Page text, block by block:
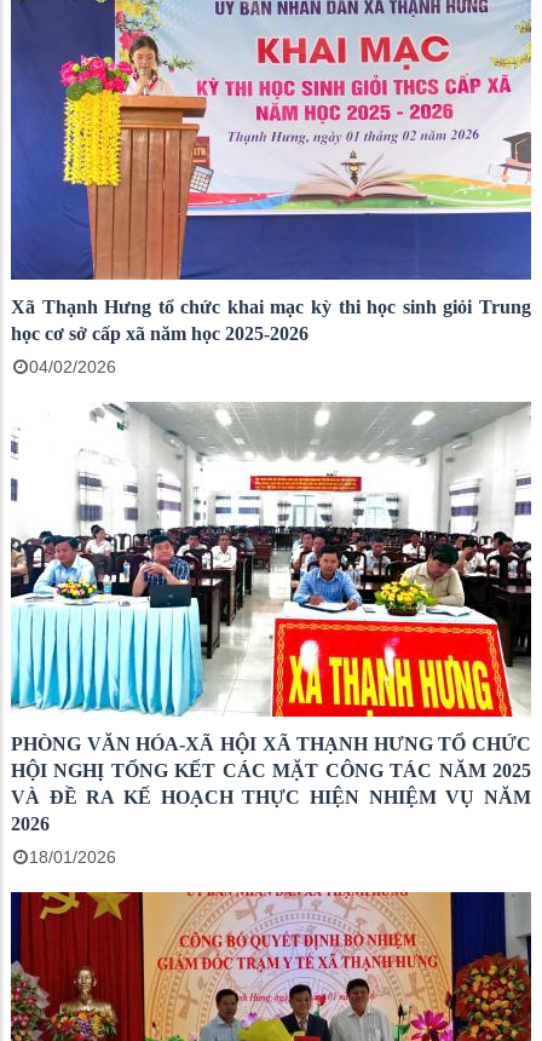
Xã Thạnh Hưng tổ chức khai mạc kỳ thi học sinh giỏi Trung
học cơ sở cấp xã năm học 2025-2026
04/02/2026
PHÒNG VĂN HÓA-XÃ HỘI XÃ THẠNH HƯNG TỔ CHỨC
HỘI NGHỊ TỔNG KẾT CÁC MẶT CÔNG TÁC NĂM 2025
VÀ ĐỀ RA KẾ HOẠCH THỰC HIỆN NHIỆM VỤ NĂM
2026
18/01/2026